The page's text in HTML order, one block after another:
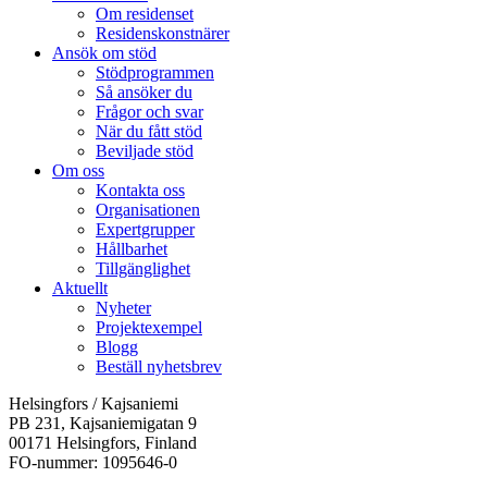
Om residenset
Residenskonstnärer
Ansök om stöd
Stödprogrammen
Så ansöker du
Frågor och svar
När du fått stöd
Beviljade stöd
Om oss
Kontakta oss
Organisationen
Expertgrupper
Hållbarhet
Tillgänglighet
Aktuellt
Nyheter
Projektexempel
Blogg
Beställ nyhetsbrev
Helsingfors / Kajsaniemi
PB 231, Kajsaniemigatan 9
00171 Helsingfors, Finland
FO-nummer: 1095646-0